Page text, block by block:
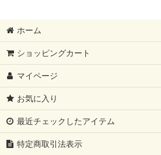
ホーム
ショッピングカート
マイページ
お気に入り
最近チェックしたアイテム
特定商取引法表示